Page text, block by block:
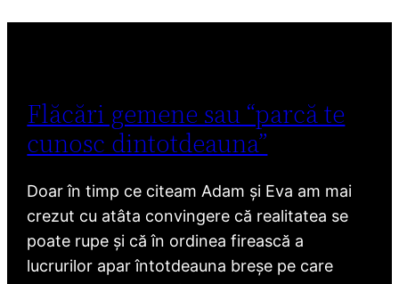
Flăcări gemene sau “parcă te
cunosc dintotdeauna”
Doar în timp ce citeam Adam și Eva am mai
crezut cu atâta convingere că realitatea se
poate rupe și că în ordinea firească a
lucrurilor apar întotdeauna breșe pe care